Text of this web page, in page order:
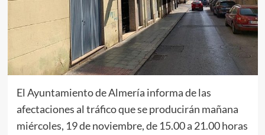
El Ayuntamiento de Almería informa de las
afectaciones al tráfico que se producirán mañana
miércoles, 19 de noviembre, de 15.00 a 21.00 horas